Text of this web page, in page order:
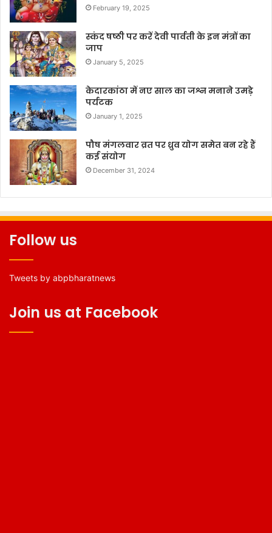
February 19, 2025
स्कंद षष्ठी पर करें देवी पार्वती के इन मंत्रों का
जाप
January 5, 2025
केदारकांठा में नए साल का जश्न मनाने उमड़े
पर्यटक
January 1, 2025
पौष मंगलवार व्रत पर ध्रुव योग समेत बन रहे हैं
कई संयोग
December 31, 2024
Follow us
Tweets by abpbharatnews
Join us at Facebook